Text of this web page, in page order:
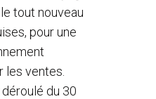
tout nouveau
pour une
les ventes.
déroulé du 30